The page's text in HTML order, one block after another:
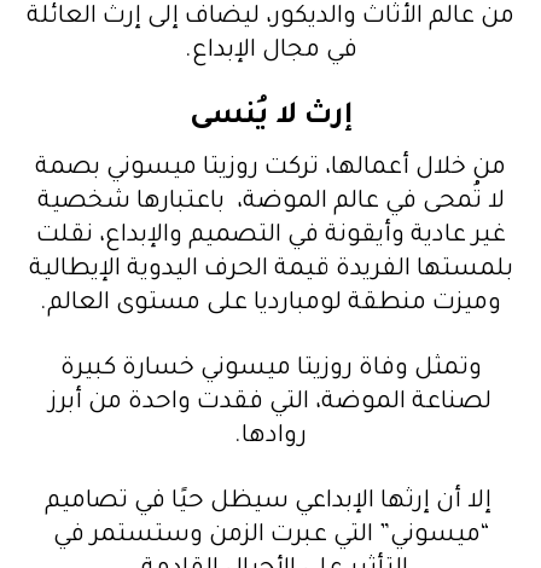
من عالم الأثاث والديكور، ليضاف إلى إرث العائلة
في مجال الإبداع.
إرث لا يُنسى
من خلال أعمالها، تركت روزيتا ميسوني بصمة
لا تُمحى في عالم الموضة، باعتبارها شخصية
غير عادية وأيقونة في التصميم والإبداع، نقلت
بلمستها الفريدة قيمة الحرف اليدوية الإيطالية
وميزت منطقة لومبارديا على مستوى العالم.
وتمثل وفاة روزيتا ميسوني خسارة كبيرة
لصناعة الموضة، التي فقدت واحدة من أبرز
روادها.
إلا أن إرثها الإبداعي سيظل حيًا في تصاميم
“ميسوني” التي عبرت الزمن وستستمر في